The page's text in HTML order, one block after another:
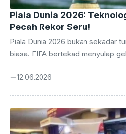
Piala Dunia 2026:
Pecah Rekor Seru!
Piala Dunia 2026 bukan sekadar
biasa. FIFA bertekad menyulap
sebuah perhelatan yang tak
dari sekadar mengubah cara kita
diprediksi akan mendefinisikan
12.06.2026